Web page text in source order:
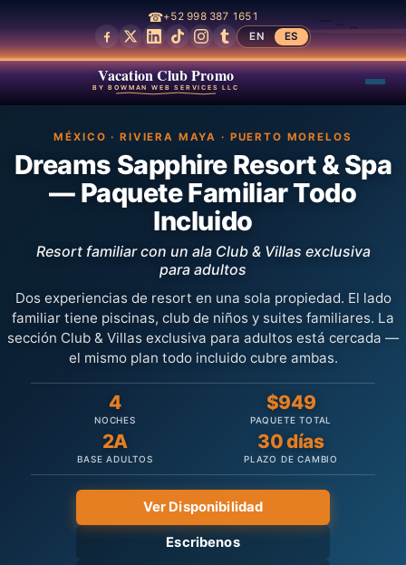
☎+52 998 387 1651
EN
ES
Vacation Club Promo
BY BOWMAN WEB SERVICES LLC
MÉXICO · RIVIERA MAYA · PUERTO MORELOS
Dreams Sapphire Resort & Spa
— Paquete Familiar Todo
Incluido
Resort familiar con un ala Club & Villas exclusiva
para adultos
Dos experiencias de resort en una sola propiedad. El lado
familiar tiene piscinas, club de niños y suites familiares. La
sección Club & Villas exclusiva para adultos está cercada —
el mismo plan todo incluido cubre ambas.
4
NOCHES
$949
PAQUETE TOTAL
2A
BASE ADULTOS
30 días
PLAZO DE CAMBIO
Ver Disponibilidad
Escribenos